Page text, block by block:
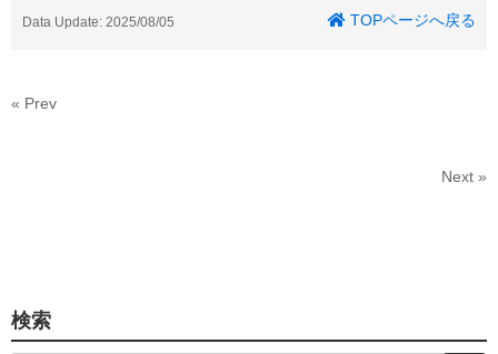
Data Update: 2025/08/05 TOPページへ戻る
« Prev
Next »
検索